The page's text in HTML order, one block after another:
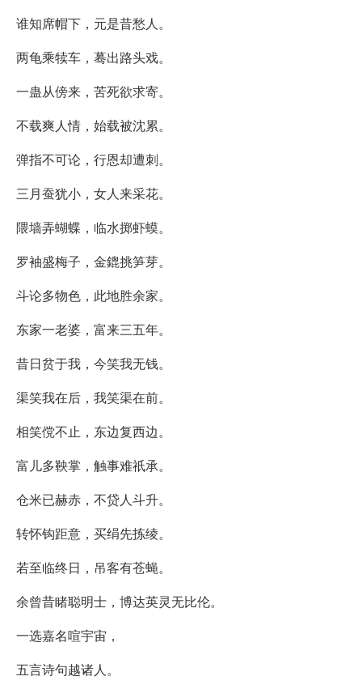
谁知席帽下，元是昔愁人。
两龟乘犊车，蓦出路头戏。
一蛊从傍来，苦死欲求寄。
不载爽人情，始载被沈累。
弹指不可论，行恩却遭刺。
三月蚕犹小，女人来采花。
隈墙弄蝴蝶，临水掷虾蟆。
罗袖盛梅子，金鎞挑笋芽。
斗论多物色，此地胜余家。
东家一老婆，富来三五年。
昔日贫于我，今笑我无钱。
渠笑我在后，我笑渠在前。
相笑傥不止，东边复西边。
富儿多鞅掌，触事难祇承。
仓米已赫赤，不贷人斗升。
转怀钩距意，买绢先拣绫。
若至临终日，吊客有苍蝇。
余曾昔睹聪明士，博达英灵无比伦。
一选嘉名喧宇宙，
五言诗句越诸人。